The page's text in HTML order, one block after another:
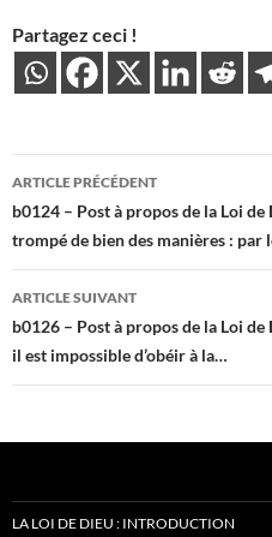
Partagez ceci !
Navigation
des
articles
ARTICLE PRÉCÉDENT
b0124 – Post à propos de la Loi
trompé de bien des manières : par
ARTICLE SUIVANT
b0126 – Post à propos de la Loi
il est impossible d’obéir à la…
LA LOI DE DIEU : INTRODUCTION